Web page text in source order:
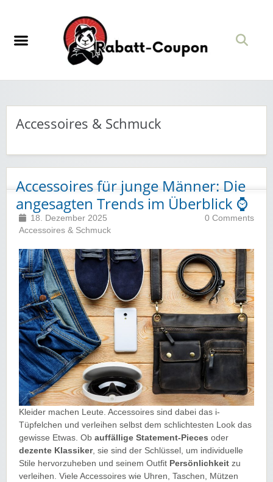
Accessoires & Schmuck
Accessoires für junge Männer: Die
angesagten Trends im Überblick ⌚️
18. Dezember 2025
Accessoires & Schmuck
0 Comments
Kleider machen Leute. Accessoires sind dabei das i-
Tüpfelchen und verleihen selbst dem schlichtesten Look das
gewisse Etwas. Ob auffällige Statement-Pieces oder
dezente Klassiker, sie sind der Schlüssel, um individuelle
Stile hervorzuheben und seinem Outfit Persönlichkeit zu
verleihen. Viele Accessoires wie Uhren, Taschen, Mützen